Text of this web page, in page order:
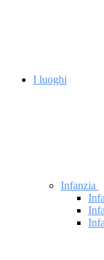
I luoghi
Infanzia